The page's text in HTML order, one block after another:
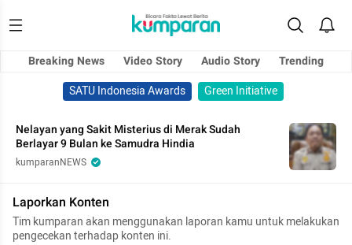
Breaking News Video Story Audio Story
Trending
SATU Indonesia Awards
Green Initiative
Nelayan yang Sakit Misterius di Merak Sudah
Berlayar 9 Bulan ke Samudra Hindia
kumparanNEWS
Laporkan Konten
Tim kumparan akan menggunakan laporan kamu untuk melakukan
pengecekan terhadap konten ini.